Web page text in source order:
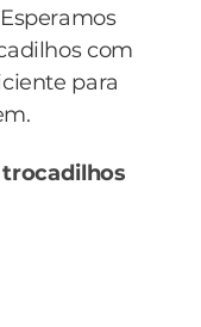
com
para
trocadilhos